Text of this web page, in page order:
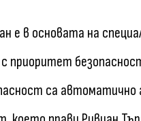
е в основата на
с приоритет
са автоматично